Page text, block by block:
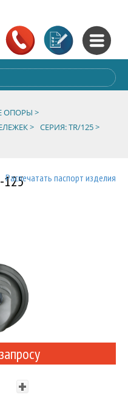
ОПОРЫ >
> СЕРИЯ: TR/125 >
125
Распечатать паспорт изделия
+